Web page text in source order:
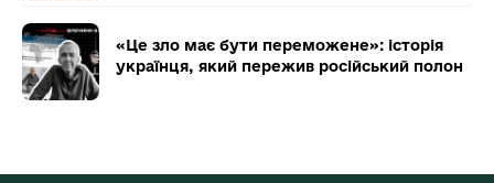
«Це зло має бути переможене»: історія
українця, який пережив російський полон